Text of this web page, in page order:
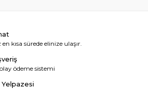
kısa sürede elinize ulaşır.
ödeme sistemi
Yelpazesi